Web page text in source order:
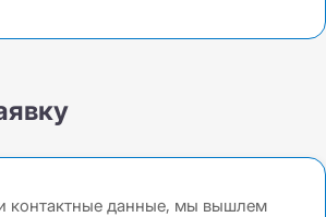
контактные данные, мы вышлем